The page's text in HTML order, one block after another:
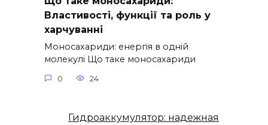
Властивості, функції та роль у
харчуванні
Моносахариди: енергія в одній
молекулі Що таке моносахариди
0 24
Гидроаккумулятор: надежная